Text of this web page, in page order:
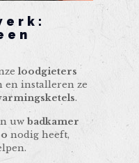
loodgieters
en installeren ze
.
uwbadkamer
nodig heeft,